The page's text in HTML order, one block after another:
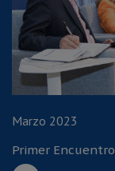
Marzo 2023
Primer